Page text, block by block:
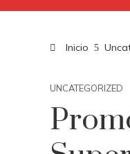
Inicio
UNCATEGORIZED